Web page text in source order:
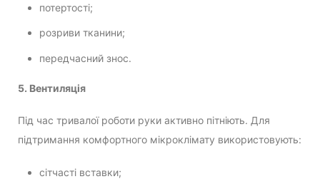
потертості;
розриви тканини;
передчасний знос.
5. Вентиляція
Під час тривалої роботи руки активно пітніють. Для
підтримання комфортного мікроклімату використовують:
сітчасті вставки;